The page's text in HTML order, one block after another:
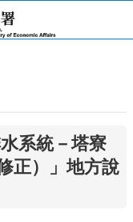
系統－塔寮
正）」地方說